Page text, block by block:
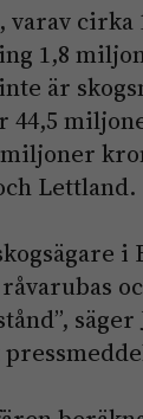
cirka
1,8
är
44,5
Lettland.
i
säger